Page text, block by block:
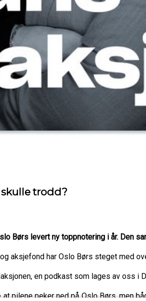
trodd?
Børs levert ny toppnotering i år. Den
aksjefond har Oslo Børs steget med
en podkast som lages av oss i
pilene peker ned på Oslo Børs, men